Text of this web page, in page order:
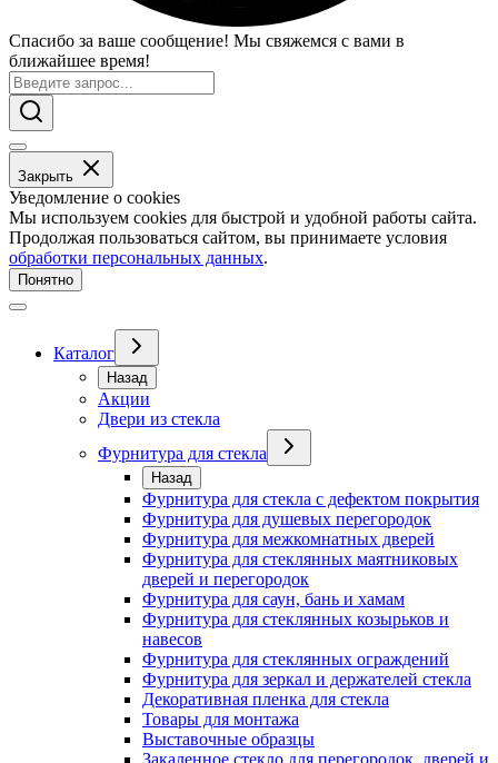
Спасибо за ваше сообщение! Мы свяжемся с вами в
ближайшее время!
Закрыть
Уведомление о cookies
Мы используем cookies для быстрой и удобной работы сайта.
Продолжая пользоваться сайтом, вы принимаете условия
обработки персональных данных.
Понятно
Каталог
Назад
Акции
Двери из стекла
Фурнитура для стекла
Назад
Фурнитура для стекла с дефектом покрытия
Фурнитура для душевых перегородок
Фурнитура для межкомнатных дверей
Фурнитура для стеклянных маятниковых
дверей и перегородок
Фурнитура для саун, бань и хамам
Фурнитура для стеклянных козырьков и
навесов
Фурнитура для стеклянных ограждений
Фурнитура для зеркал и держателей стекла
Декоративная пленка для стекла
Товары для монтажа
Выставочные образцы
Закаленное стекло для перегородок, дверей и